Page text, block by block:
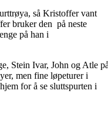
så Kristoffer vant
bruker den på neste
på han i
Stein Ivar, John og Atle
men fine løpeturer i
for å se sluttspurten i